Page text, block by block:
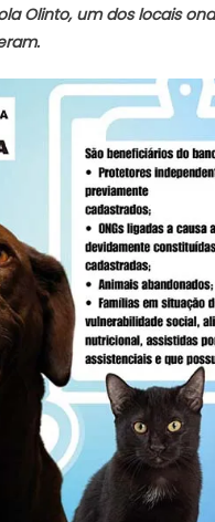
Olinto, um dos locais